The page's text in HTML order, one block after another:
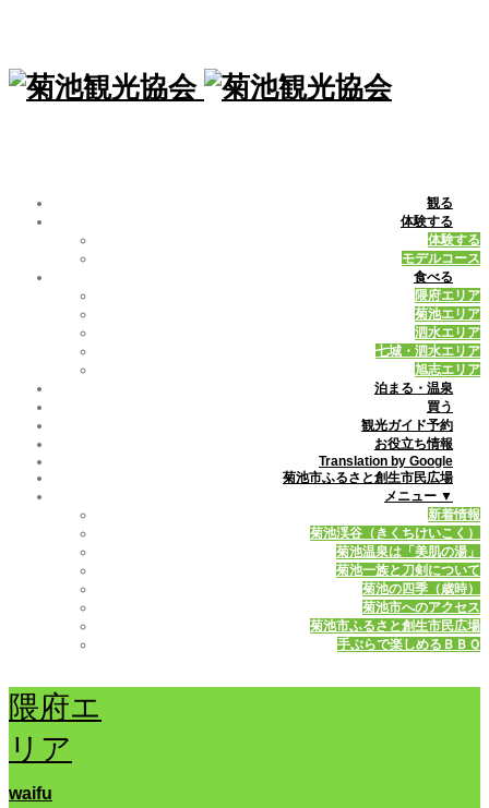
観る
体験する
体験する
モデルコース
食べる
隈府エリア
菊池エリア
泗水エリア
七城・泗水エリア
旭志エリア
泊まる・温泉
買う
観光ガイド予約
お役立ち情報
Translation by Google
菊池市ふるさと創生市民広場
メニュー ▼
新着情報
菊池渓谷（きくちけいこく）
菊池温泉は「美肌の湯」
菊池一族と刀剣について
菊池の四季（歳時）
菊池市へのアクセス
菊池市ふるさと創生市民広場
手ぶらで楽しめるＢＢＱ
隈府エ
リア
waifu